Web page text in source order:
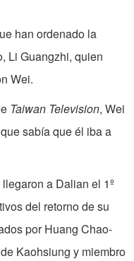
han ordenado la
Li Guangzhi, quien
Wei.
Taiwan Television, Wei
sabía que él iba a
a Dalian el 1º
del retorno de su
por Huang Chao-
Kaohsiung y miembro